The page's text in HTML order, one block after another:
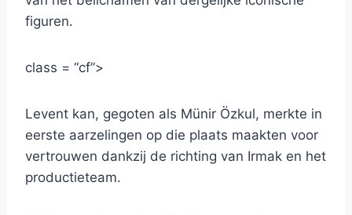
figuren.
class = “cf”>
Levent kan, gegoten als Münir Özkul, merkte in
eerste aarzelingen op die plaats maakten voor
vertrouwen dankzij de richting van Irmak en het
productieteam.